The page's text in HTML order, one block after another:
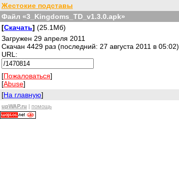
Жестокие подставы
Файл «3_Kingdoms_TD_v1.3.0.apk»
[Скачать] (25.1Мб)
Загружен 29 апреля 2011
Скачан 4429 раз (последний: 27 августа 2011 в 05:02)
URL:
[Пожаловаться]
[Abuse]
[На главную]
upWAP.ru | помощь